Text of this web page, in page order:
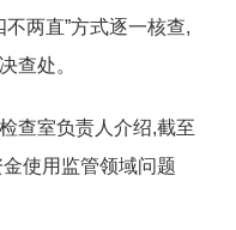
不两直”方式逐一核查,
查处。
查室负责人介绍,截至
使用监管领域问题